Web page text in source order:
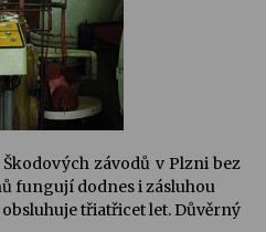
ploty
ve Stromovce: Rufus Miller
závodů v Plzni bez
fungují dodnes i zásluhou
třiatřicet let. Důvěrný